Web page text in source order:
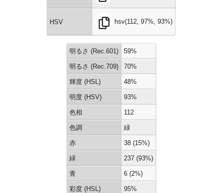
HSV hsv(112, 97%, 93%)
明るさ (Rec.601) 59%
明るさ (Rec.709) 70%
輝度 (HSL) 48%
明度 (HSV) 93%
色相 112
色調 緑
赤 38 (15%)
緑 237 (93%)
青 6 (2%)
彩度 (HSL) 95%